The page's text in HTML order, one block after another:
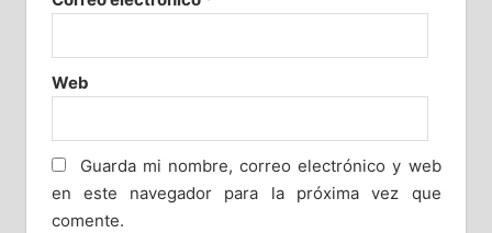
Web
Guarda mi nombre, correo electrónico y web
en este navegador para la próxima vez que
comente.